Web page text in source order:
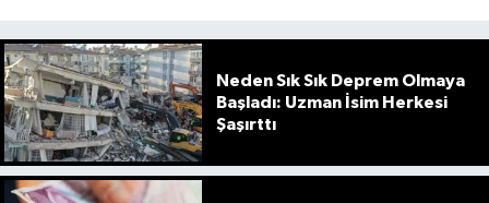
Neden Sık Sık Deprem Olmaya
Başladı: Uzman İsim Herkesi
Şaşırttı